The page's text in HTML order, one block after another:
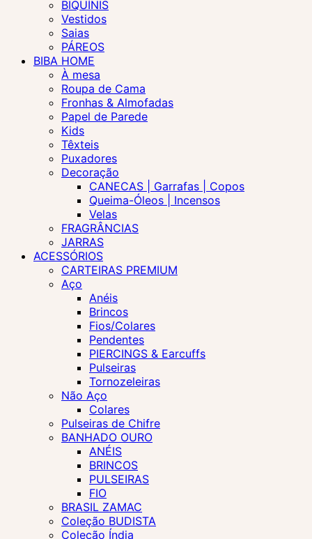
BIQUÍNIS
Vestidos
Saias
PÁREOS
BIBA HOME
À mesa
Roupa de Cama
Fronhas & Almofadas
Papel de Parede
Kids
Têxteis
Puxadores
Decoração
CANECAS | Garrafas | Copos
Queima-Óleos | Incensos
Velas
FRAGRÂNCIAS
JARRAS
ACESSÓRIOS
CARTEIRAS PREMIUM
Aço
Anéis
Brincos
Fios/Colares
Pendentes
PIERCINGS & Earcuffs
Pulseiras
Tornozeleiras
Não Aço
Colares
Pulseiras de Chifre
BANHADO OURO
ANÉIS
BRINCOS
PULSEIRAS
FIO
BRASIL ZAMAC
Coleção BUDISTA
Coleção Índia